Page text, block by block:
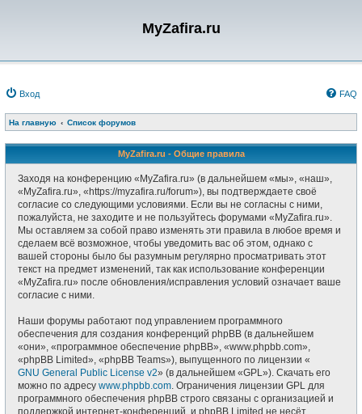
MyZafira.ru
Вход FAQ
На главную Список форумов
MyZafira.ru - Общие правила
Заходя на конференцию «MyZafira.ru» (в дальнейшем «мы», «наш»,
«MyZafira.ru», «https://myzafira.ru/forum»), вы подтверждаете своё
согласие со следующими условиями. Если вы не согласны с ними,
пожалуйста, не заходите и не пользуйтесь форумами «MyZafira.ru».
Мы оставляем за собой право изменять эти правила в любое время и
сделаем всё возможное, чтобы уведомить вас об этом, однако с
вашей стороны было бы разумным регулярно просматривать этот
текст на предмет изменений, так как использование конференции
«MyZafira.ru» после обновления/исправления условий означает ваше
согласие с ними.
Наши форумы работают под управлением программного
обеспечения для создания конференций phpBB (в дальнейшем
«они», «программное обеспечение phpBB», «www.phpbb.com»,
«phpBB Limited», «phpBB Teams»), выпущенного по лицензии «
GNU General Public License v2» (в дальнейшем «GPL»). Скачать его
можно по адресу www.phpbb.com. Ограничения лицензии GPL для
программного обеспечения phpBB строго связаны с организацией и
поддержкой интернет-конференций, и phpBB Limited не несёт